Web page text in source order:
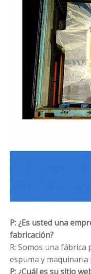
P: ¿Es usted una
fabricación?
R: Somos una
espuma y maquinaria
P: ¿Cuál es su sitio